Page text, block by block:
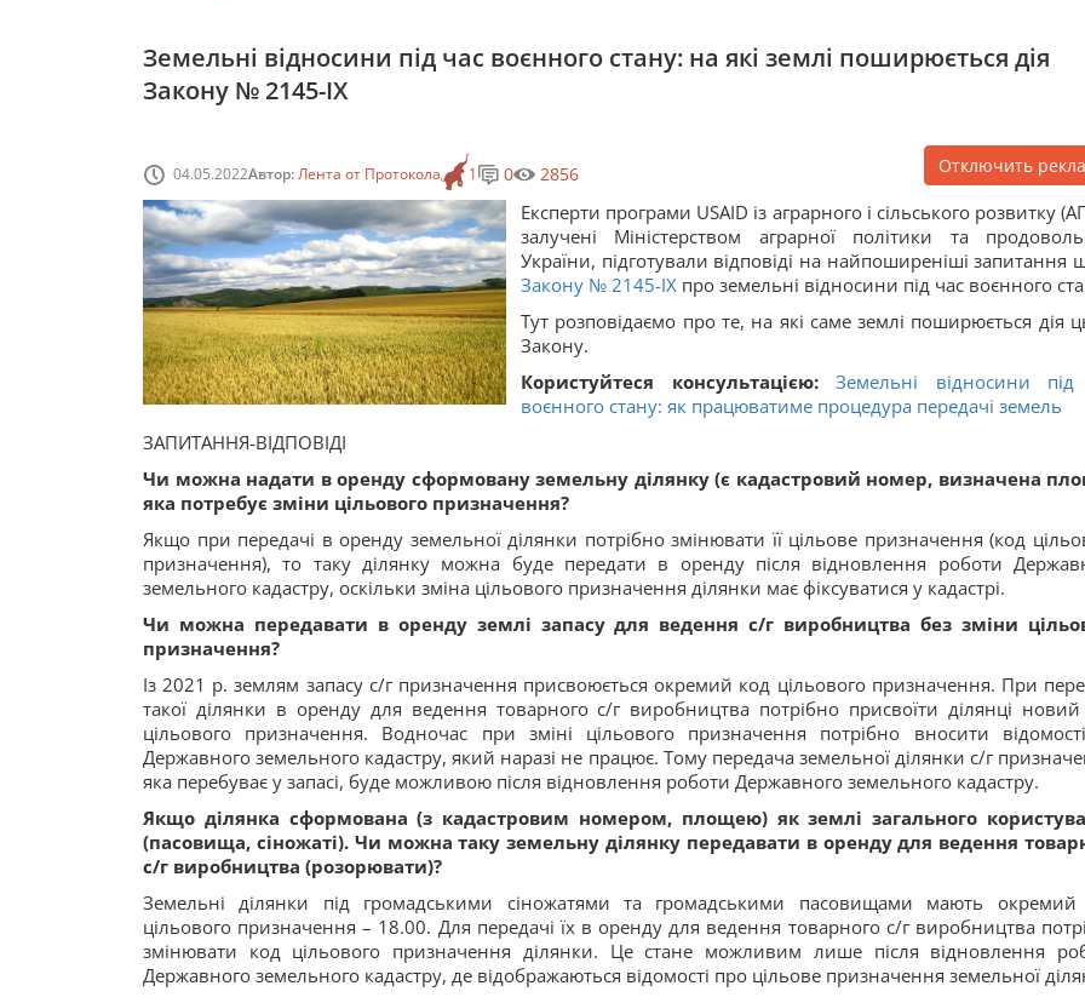
Земельні відносини під час воєнного стану: на які землі поширюється дія
Закону № 2145-IX
04.05.2022Автор:Лента от Протокола 1 0 2856 Отключить
Експерти програми USAID із аграрного і сільського розвитку
залучені Міністерством аграрної політики та
України, підготували відповіді на найпоширеніші запитання
Закону № 2145-IX про земельні відносини під час воєнного
Тут розповідаємо про те, на які саме землі поширюється дія
Закону.
Користуйтеся консультацією:
Земельні відносини
воєнного стану: як працюватиме процедура передачі земель
ЗАПИТАННЯ-ВІДПОВІДІ
Чи можна надати в оренду сформовану земельну ділянку (є кадастровий номер, визначена
яка потребує зміни цільового призначення?
Якщо при передачі в оренду земельної ділянки потрібно змінювати її цільове призначення (код
призначення), то таку ділянку можна буде передати в оренду після відновлення роботи
земельного кадастру, оскільки зміна цільового призначення ділянки має фіксуватися у кадастрі.
Чи можна передавати в оренду землі запасу для ведення с/г виробництва без зміни
призначення?
Із 2021 р. землям запасу с/г призначення присвоюється окремий код цільового призначення. При
такої ділянки в оренду для ведення товарного с/г виробництва потрібно присвоїти ділянці
цільового призначення. Водночас при зміні цільового призначення потрібно вносити
Державного земельного кадастру, який наразі не працює. Тому передача земельної ділянки с/г
яка перебуває у запасі, буде можливою після відновлення роботи Державного земельного кадастру.
Якщо ділянка сформована (з кадастровим номером, площею) як землі загального
(пасовища, сіножаті). Чи можна таку земельну ділянку передавати в оренду для ведення
с/г виробництва (розорювати)?
Земельні ділянки під громадськими сіножатями та громадськими пасовищами мають
цільового призначення – 18.00. Для передачі їх в оренду для ведення товарного с/г виробництва
змінювати код цільового призначення ділянки. Це стане можливим лише після відновлення
Державного земельного кадастру, де відображаються відомості про цільове призначення земельної